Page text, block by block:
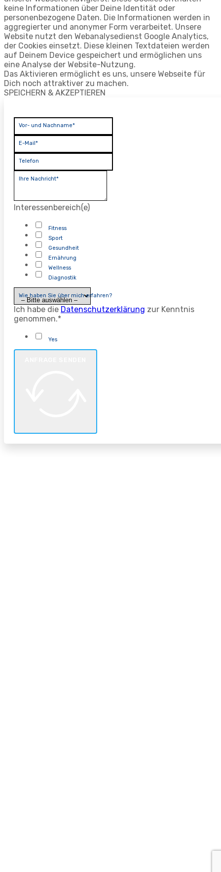
keine Informationen über Deine Identität oder
personenbezogene Daten. Die Informationen werden in
aggregierter und anonymer Form verarbeitet. Unsere
Website nutzt den Webanalysedienst Google Analytics,
der Cookies einsetzt. Diese kleinen Textdateien werden
auf Deinem Device gespeichert und ermöglichen uns
eine Analyse der Website-Nutzung.
Das Aktivieren ermöglicht es uns, unsere Webseite für
Dich noch attraktiver zu machen.
SPEICHERN & AKZEPTIEREN
Vor- und Nachname*
E-Mail*
Telefon
Ihre Nachricht*
Interessenbereich(e)
Fitness
Sport
Gesundheit
Ernährung
Wellness
Diagnostik
Wie haben Sie über mich erfahren?
Ich habe die Datenschutzerklärung zur Kenntnis
genommen.*
Yes